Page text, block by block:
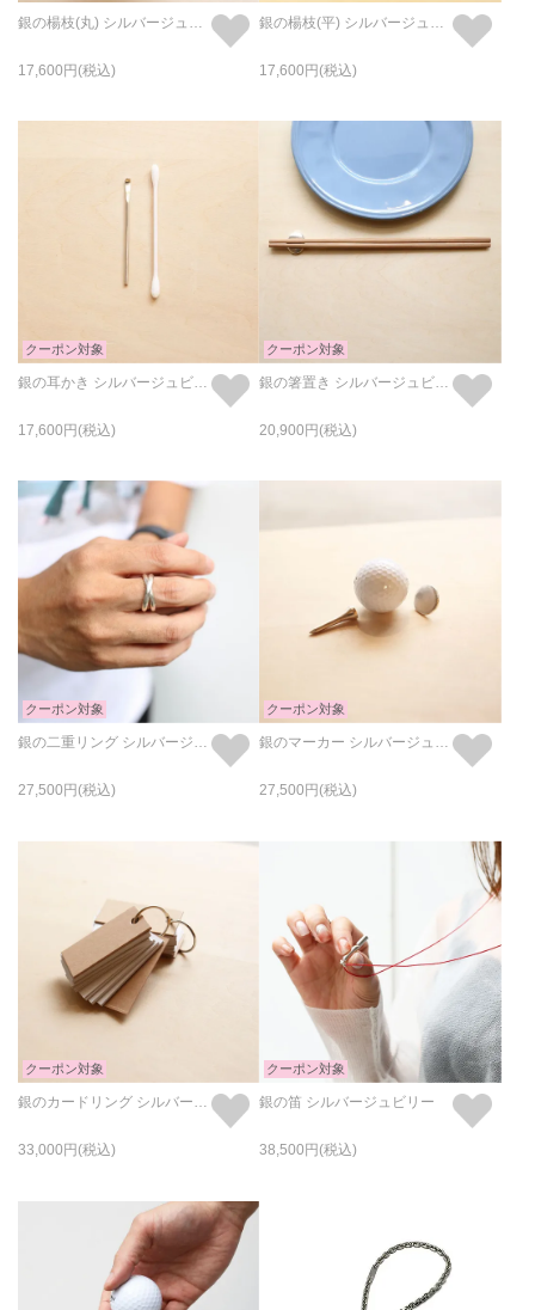
銀の楊枝(丸) シルバージュビリー
17,600
銀の楊枝(平) シルバージュビリー
17,600
クーポン対象
銀の耳かき シルバージュビリー
17,600
クーポン対象
銀の箸置き シルバージュビリー
20,900
クーポン対象
銀の二重リング シルバージュビリー
27,500
クーポン対象
銀のマーカー シルバージュビリー
27,500
クーポン対象
銀のカードリング シルバージュビリー
33,000
クーポン対象
銀の笛 シルバージュビリー
38,500